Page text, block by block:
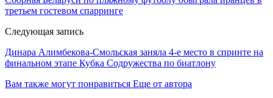
третьем гостевом спарринге
Следующая запись
Динара Алимбекова-Смольская заняла 4-е место в спринте на
финальном этапе Кубка Содружества по биатлону
Вам также могут понравиться Еще от автора